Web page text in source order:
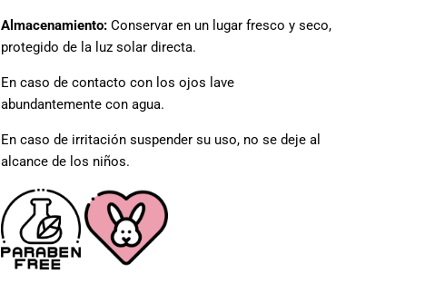
Almacenamiento: Conservar en un lugar fresco y seco,
protegido de la luz solar directa.
En caso de contacto con los ojos lave
abundantemente con agua.
En caso de irritación suspender su uso, no se deje al
alcance de los niños.